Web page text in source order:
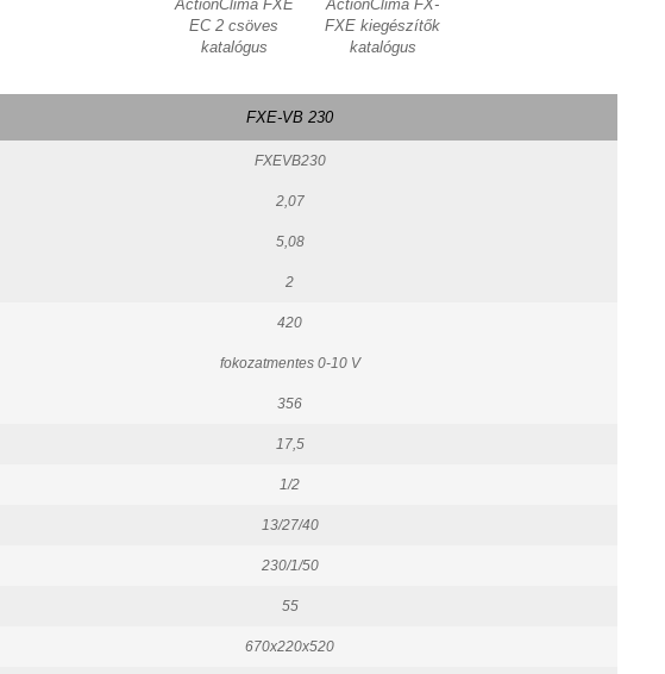
ActionClima FXE
EC 2 csöves
katalógus
ActionClima FX-
FXE kiegészítők
katalógus
FXE-VB 230
FXEVB230
2,07
5,08
2
420
fokozatmentes 0-10 V
356
17,5
1/2
13/27/40
230/1/50
55
670x220x520